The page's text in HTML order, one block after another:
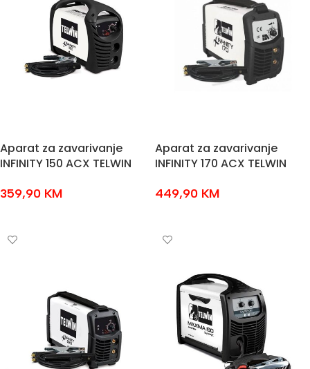
Aparat za zavarivanje
INFINITY 150 ACX TELWIN
359,90 KM
Aparat za zavarivanje
INFINITY 170 ACX TELWIN
449,90 KM